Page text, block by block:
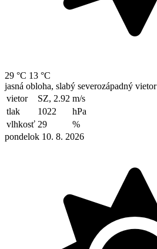
29 °C 13 °C
jasná obloha, slabý severozápadný vietor
vietor
SZ, 2.92 m/s
tlak
1022
hPa
vlhkosť 29
%
pondelok 10. 8. 2026